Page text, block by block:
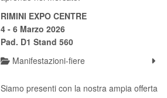
RIMINI EXPO CENTRE
4 - 6 Marzo 2026
Pad. D1 Stand 560
Manifestazioni-fiere
Siamo presenti con la nostra ampia offerta